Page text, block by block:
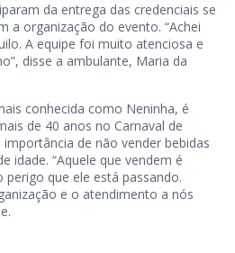
da entrega das credenciais se
a organização do evento. “Achei
A equipe foi muito atenciosa e
disse a ambulante, Maria da
conhecida como Neninha, é
de 40 anos no Carnaval de
importância de não vender bebidas
idade. “Aquele que vendem é
que ele está passando.
e o atendimento a nós